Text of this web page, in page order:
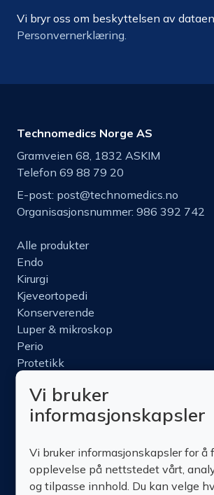
Vi bryr oss om beskyttelsen av
Personvernerklæring.
Technomedics Norge AS
Gramveien 68, 1832 ASKIM
Telefon 69 88 79 20
E-post: post@technomedics.no
Organisasjonsnummer: 986 392 742
Alle produkter
Endo
Kirurgi
Kjeveortopedi
Konserverende
Luper & mikroskop
Perio
Protetikk
Nettbutikk
Produktinfo
Om oss
Kontakt oss
Vi bruker
informasjonskapsler
Vi bruker informasjonskapsler for å
opplevelse på nettstedet vårt,
og tilpasse innhold. Du kan velge